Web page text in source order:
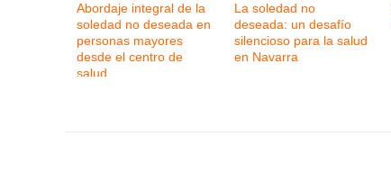
Abordaje integral de la
soledad no deseada en
personas mayores
desde el centro de
salud
La soledad no
deseada: un desafío
silencioso para la salud
en Navarra